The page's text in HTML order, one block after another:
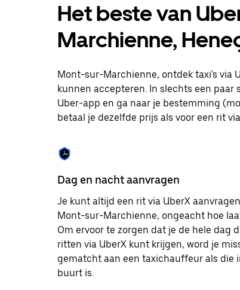
openen
een
datum
Druk
op
Escape
de
sluiten.
Het beste van
Marchienne,
Mont-sur-Marchienne, ontdek taxi's via
kunnen accepteren. In slechts een paar
Uber-app en ga naar je bestemming
betaal je dezelfde prijs als voor een rit
Dag en nacht aanvragen
Je kunt altijd een rit via UberX
Mont-sur-Marchienne, ongeacht hoe
Om ervoor te zorgen dat je de hele dag
ritten via UberX kunt krijgen, word je
gematcht aan een taxichauffeur als die
buurt is.